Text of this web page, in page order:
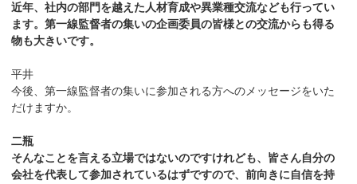
近年、社内の部門を越えた人材育成や異業種交流なども行ってい
ます。第一線監督者の集いの企画委員の皆様との交流からも得る
物も大きいです。
平井
今後、第一線監督者の集いに参加される方へのメッセージをいた
だけますか。
二瓶
そんなことを言える立場ではないのですけれども、皆さん自分の
会社を代表して参加されているはずですので、前向きに自信を持